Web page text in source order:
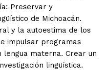
Preservar y
de Michoacán.
y la autoestima de los
impulsar programas
lengua materna. Crear un
lingüística.